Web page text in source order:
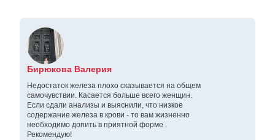
Бирюкова Валерия
Недостаток железа плохо сказывается на общем
самочувствии. Касается больше всего женщин.
Если сдали анализы и выяснили, что низкое
содержание железа в крови - то вам жизненно
необходимо допить в приятной форме .
Рекомендую!